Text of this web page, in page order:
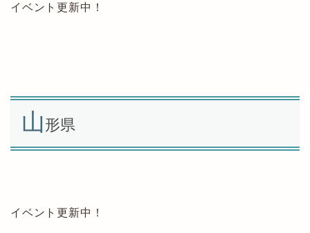
イベント更新中！
山形県
イベント更新中！